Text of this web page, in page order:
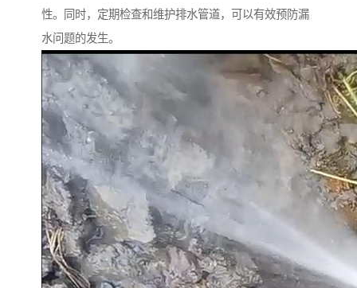
性。同时，定期检查和维护排水管道，可以有效预防漏
水问题的发生。